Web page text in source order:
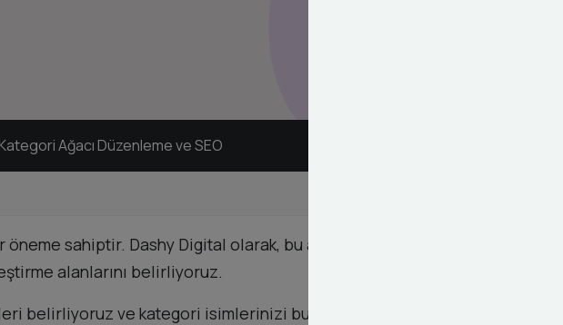
Ağacı Düzenleme ve SEO
sahiptir. Dashy Digital olarak, bu alanda uzman ekibimizle size
alanlarını belirliyoruz.
belirliyoruz ve kategori isimlerinizi bu terimlere göre optimize